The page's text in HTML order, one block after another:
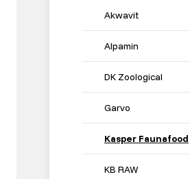
Akwavit
Alpamin
DK Zoological
Garvo
Kasper Faunafood
KB RAW